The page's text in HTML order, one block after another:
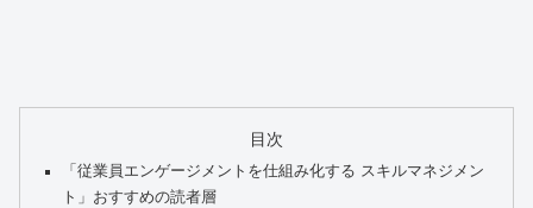
目次
「従業員エンゲージメントを仕組み化する スキルマネジメン
ト」おすすめの読者層